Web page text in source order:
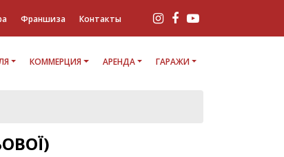
Франшиза Контакты
КОММЕРЦИЯ АРЕНДА ГАРАЖИ